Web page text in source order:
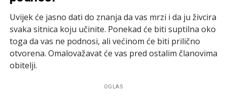
Uvijek će jasno dati do znanja da vas mrzi i da ju živcira
svaka sitnica koju učinite. Ponekad će biti suptilna oko
toga da vas ne podnosi, ali većinom će biti prilično
otvorena. Omalovažavat će vas pred ostalim članovima
obitelji.
OGLAS